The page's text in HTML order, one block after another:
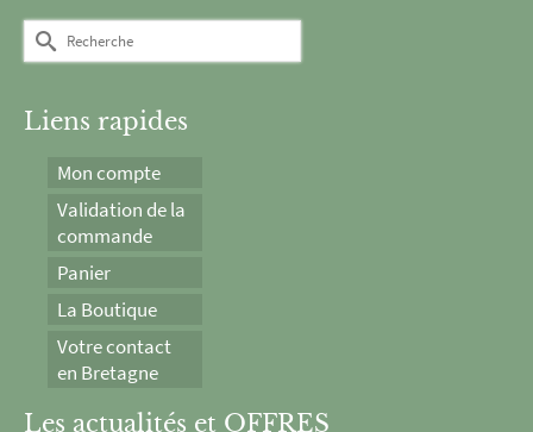
Rechercher :
Liens rapides
Mon compte
Validation de la
commande
Panier
La Boutique
Votre contact
en Bretagne
Les actualités et OFFRES